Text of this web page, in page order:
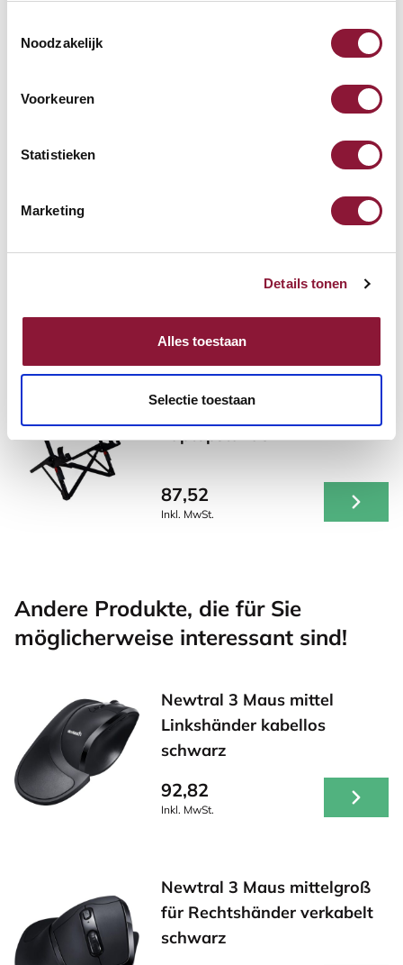
Noodzakelijk
Voorkeuren
Statistieken
Marketing
Details tonen
Alles toestaan
Selectie toestaan
Mauspad mit Gelfüllung
schwarz
19,04
Roost V3 stand -
Laptopständer
87,52
Inkl. MwSt.
Andere Produkte, die für Sie
möglicherweise interessant sind!
Newtral 3 Maus mittel
Linkshänder kabellos
schwarz
92,82
Inkl. MwSt.
Newtral 3 Maus mittelgroß
für Rechtshänder verkabelt
schwarz